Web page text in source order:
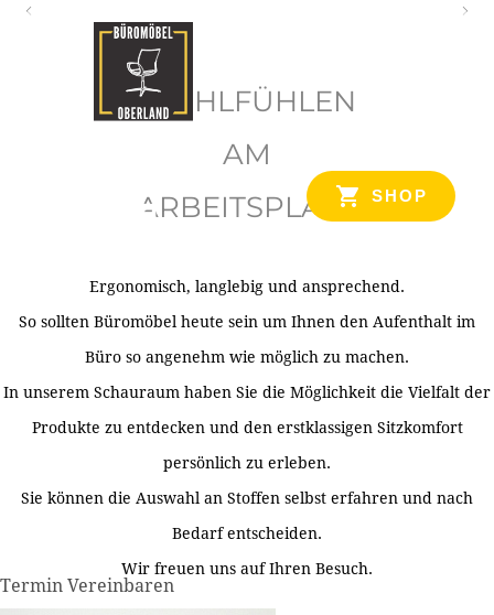
SHOP
WOHLFÜHLEN
AM
ARBEITSPLATZ
Ergonomisch, langlebig und ansprechend.
So sollten Büromöbel heute sein um Ihnen den Aufenthalt im
Büro so angenehm wie möglich zu machen.
In unserem Schauraum haben Sie die Möglichkeit die Vielfalt der
Produkte zu entdecken und den erstklassigen Sitzkomfort
persönlich zu erleben.
Sie können die Auswahl an Stoffen selbst erfahren und nach
Bedarf entscheiden.
Wir freuen uns auf Ihren Besuch.
Termin Vereinbaren